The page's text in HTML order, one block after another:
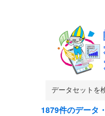
1879件のデータ